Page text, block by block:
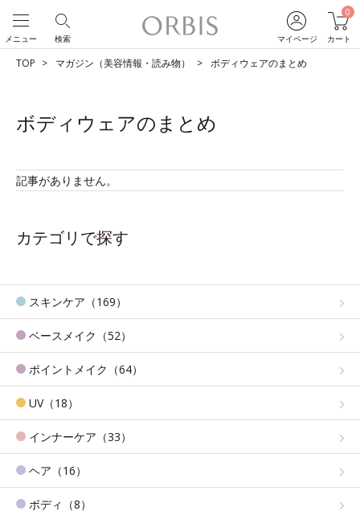
マイページ
0
カート
検索
メニュー
TOP マガジン（美容情報・読み物） ボディウェアのまとめ
ボディウェアのまとめ
記事がありません。
カテゴリで探す
スキンケア（169）
ベースメイク（52）
ポイントメイク（64）
UV（18）
インナーケア（33）
ヘア（16）
ボディ（8）